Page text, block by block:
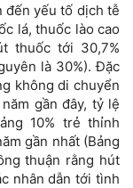
yếu tố dịch tễ
lá, thuốc lào cao
thuốc tới 30,7%
là 30%). Đặc
không di chuyển
gần đây, tỷ lệ
10% trẻ thỉnh
gần nhất (Bảng
thuận rằng hút
nhân dẫn tới tình